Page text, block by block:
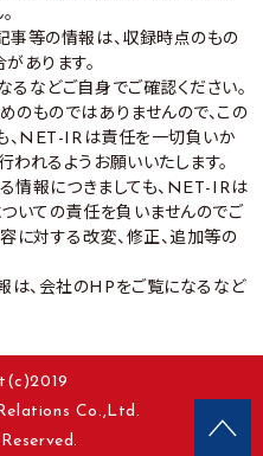
事等の情報は、収録時点のもの
あります。
などご自身でご確認ください。
のものではありませんので、この
、NET-IRは責任を一切負いか
われるようお願いいたします。
情報につきましても、NET-IRは
いての責任を負いませんのでご
容に対する改変、修正、追加等の
、会社のHPをご覧になるなど
Co.,Ltd.